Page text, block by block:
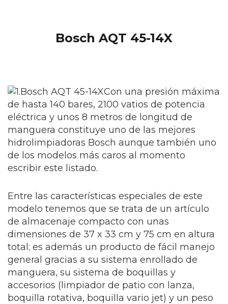
Bosch AQT 45-14X
Con una presión máxima
de hasta 140 bares, 2100 vatios de potencia
eléctrica y unos 8 metros de longitud de
manguera constituye uno de las mejores
hidrolimpiadoras Bosch aunque también uno
de los modelos más caros al momento
escribir este listado.
Entre las características especiales de este
modelo tenemos que se trata de un artículo
de almacenaje compacto con unas
dimensiones de 37 x 33 cm y 75 cm en altura
total; es además un producto de fácil manejo
general gracias a su sistema enrollado de
manguera, su sistema de boquillas y
accesorios (limpiador de patio con lanza,
boquilla rotativa, boquilla vario jet) y un peso